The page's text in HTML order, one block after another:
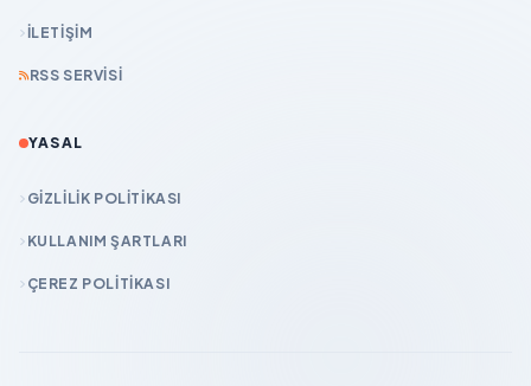
İLETIŞIM
RSS SERVISI
YASAL
GIZLILIK POLITIKASI
KULLANIM ŞARTLARI
ÇEREZ POLITIKASI